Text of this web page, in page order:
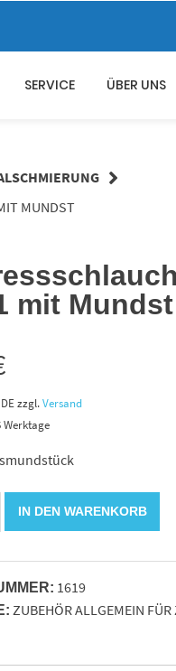
SERVICE ÜBER UNS
MUNDST
mit Mundst
zzgl.Versand
Werktage
IN DEN WARENKORB
1619
ZUBEHÖR ALLGEMEIN